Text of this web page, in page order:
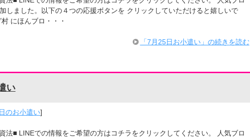
しました。以下の４つの応援ボタンを クリックしていただけると嬉しいで
にほんブロ・・・
「7月25日お小遣い」の続きを読む
い
のお小遣い]
法■ LINEでの情報をご希望の方はコチラをクリックしてください。 人気ブロ